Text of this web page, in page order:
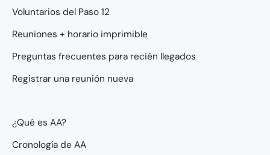
Voluntarios del Paso 12
Reuniones + horario imprimible
Preguntas frecuentes para recién llegados
Registrar una reunión nueva
¿Qué es AA?
Cronología de AA